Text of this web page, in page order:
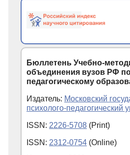
Бюллетень Учебно-
объединения вузов РФ
педагогическому
Издатель: Московский
психолого-педагогический
ISSN: 2226-5708 (Print)
ISSN: 2312-0754 (Online)